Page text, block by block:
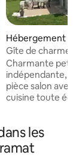
sur la
Hébergement ⋅
Gîte de charme
Charmante petite
indépendante,
pièce salon avec
cuisine toute
ouverte sur le
salle d'eau avec
plat, lecteur dvd, chaine hi fi, jeux de
les